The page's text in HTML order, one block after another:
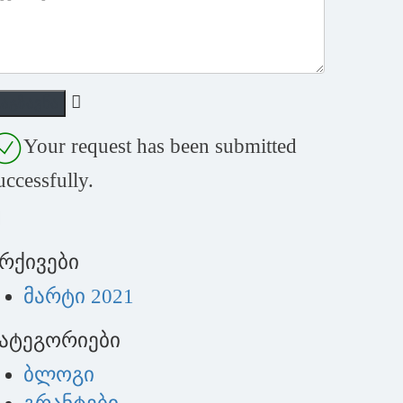
Your request has been submitted
მარტი 2021
ბლოგი